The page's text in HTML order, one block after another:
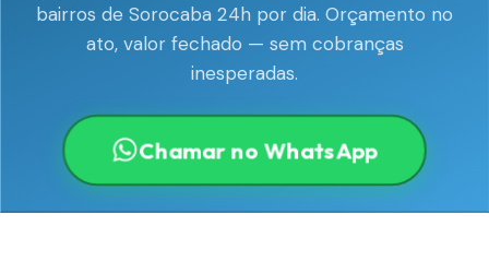
bairros de Sorocaba 24h por dia. Orçamento no
ato, valor fechado — sem cobranças
inesperadas.
Chamar no WhatsApp